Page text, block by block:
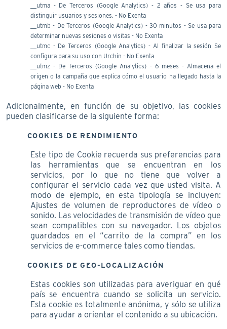
__utma - De Terceros (Google Analytics) - 2 años - Se usa para
distinguir usuarios y sesiones. - No Exenta
__utmb - De Terceros (Google Analytics) - 30 minutos - Se usa para
determinar nuevas sesiones o visitas - No Exenta
__utmc - De Terceros (Google Analytics) - Al finalizar la sesión Se
configura para su uso con Urchin - No Exenta
__utmz - De Terceros (Google Analytics) - 6 meses - Almacena el
origen o la campaña que explica cómo el usuario ha llegado hasta la
página web - No Exenta
Adicionalmente, en función de su objetivo, las cookies
pueden clasificarse de la siguiente forma:
COOKIES DE RENDIMIENTO
Este tipo de Cookie recuerda sus preferencias para
las herramientas que se encuentran en los
servicios, por lo que no tiene que volver a
configurar el servicio cada vez que usted visita. A
modo de ejemplo, en esta tipología se incluyen:
Ajustes de volumen de reproductores de vídeo o
sonido. Las velocidades de transmisión de vídeo que
sean compatibles con su navegador. Los objetos
guardados en el “carrito de la compra” en los
servicios de e-commerce tales como tiendas.
COOKIES DE GEO-LOCALIZACIÓN
Estas cookies son utilizadas para averiguar en qué
país se encuentra cuando se solicita un servicio.
Esta cookie es totalmente anónima, y sólo se utiliza
para ayudar a orientar el contenido a su ubicación.